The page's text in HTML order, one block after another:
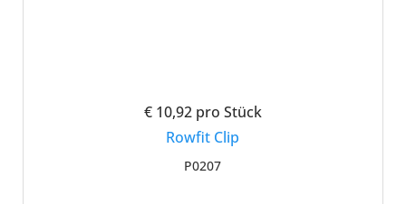
€ 10,92 pro Stück
Rowfit Clip
P0207